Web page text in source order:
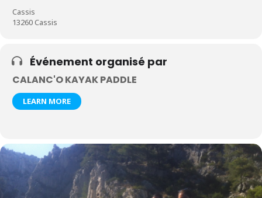
Cassis
13260 Cassis
Événement organisé par
CALANC'O KAYAK PADDLE
LEARN MORE